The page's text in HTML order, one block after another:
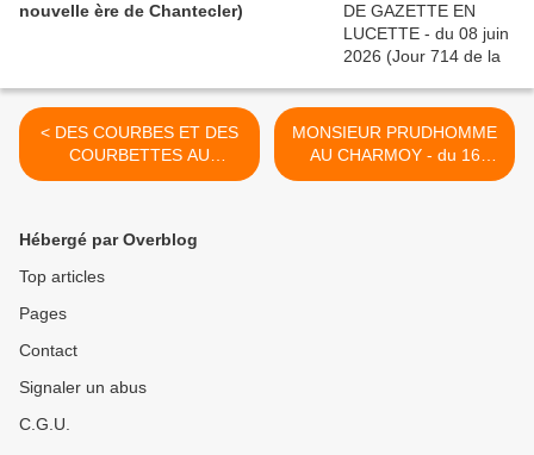
nouvelle ère de Chantecler)
< DES COURBES ET DES
COURBETTES AU
CHARMOY- du 13 JANVIER
MONSIEUR PRUDHOMME
AU CHARMOY - du 16
JANVIER 2016 (J+2586
Hébergé par Overblog
Top articles
Pages
Contact
Signaler un abus
C.G.U.